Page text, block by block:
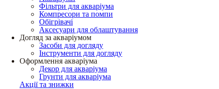
Фільтри для акваріума
Компресори та помпи
Обігрівачі
Аксесуари для облаштування
Догляд за акваріумом
Засоби для догляду
Інструменти для догляду
Оформлення акваріума
Декор для акваріума
Грунти для акваріума
Акції та знижки